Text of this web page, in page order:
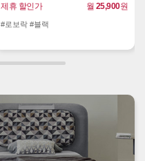
제휴 할인가
월 25,900원
#로보락 #블랙